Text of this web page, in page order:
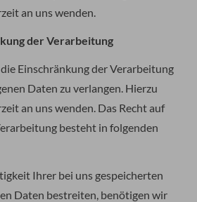
an uns wenden.
der Verarbeitung
die Einschränkung der Verarbeitung
Daten zu verlangen. Hierzu
an uns wenden. Das Recht auf
besteht in folgenden
Ihrer bei uns gespeicherten
Daten bestreiten, benötigen wir